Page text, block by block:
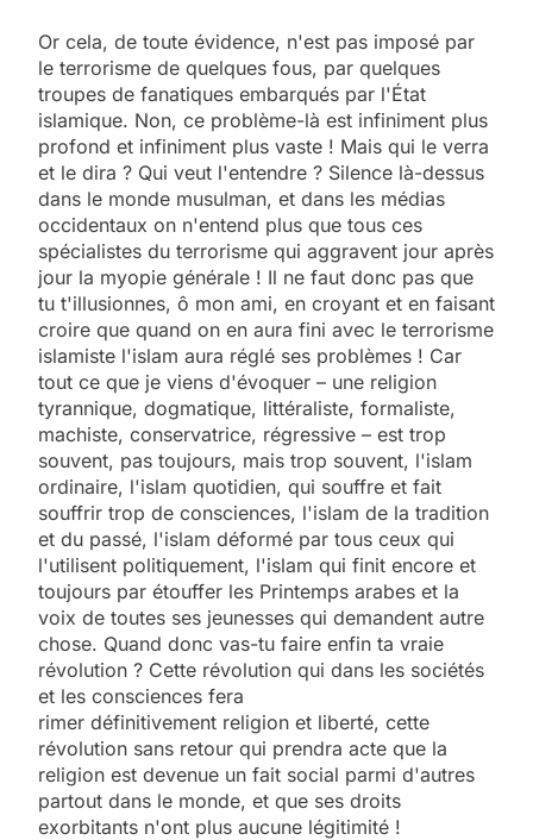
Or cela, de toute évidence, n'est pas imposé par
le terrorisme de quelques fous, par quelques
troupes de fanatiques embarqués par l'État
islamique. Non, ce problème-là est infiniment plus
profond et infiniment plus vaste ! Mais qui le verra
et le dira ? Qui veut l'entendre ? Silence là-dessus
dans le monde musulman, et dans les médias
occidentaux on n'entend plus que tous ces
spécialistes du terrorisme qui aggravent jour après
jour la myopie générale ! Il ne faut donc pas que
tu t'illusionnes, ô mon ami, en croyant et en faisant
croire que quand on en aura fini avec le terrorisme
islamiste l'islam aura réglé ses problèmes ! Car
tout ce que je viens d'évoquer – une religion
tyrannique, dogmatique, littéraliste, formaliste,
machiste, conservatrice, régressive – est trop
souvent, pas toujours, mais trop souvent, l'islam
ordinaire, l'islam quotidien, qui souffre et fait
souffrir trop de consciences, l'islam de la tradition
et du passé, l'islam déformé par tous ceux qui
l'utilisent politiquement, l'islam qui finit encore et
toujours par étouffer les Printemps arabes et la
voix de toutes ses jeunesses qui demandent autre
chose. Quand donc vas-tu faire enfin ta vraie
révolution ? Cette révolution qui dans les sociétés
et les consciences fera
rimer définitivement religion et liberté, cette
révolution sans retour qui prendra acte que la
religion est devenue un fait social parmi d'autres
partout dans le monde, et que ses droits
exorbitants n'ont plus aucune légitimité !